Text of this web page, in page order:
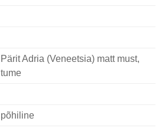
Pärit Adria (Veneetsia) matt must,
tume
põhiline